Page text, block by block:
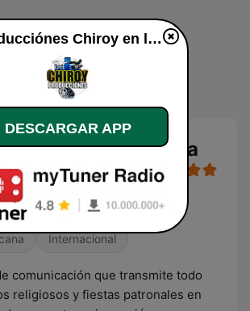
Chiroy en línea
Internacional
comunicación que transmite todo
religiosos y fiestas patronales en
Producciónes Chiroy en línea
DESCARGAR APP